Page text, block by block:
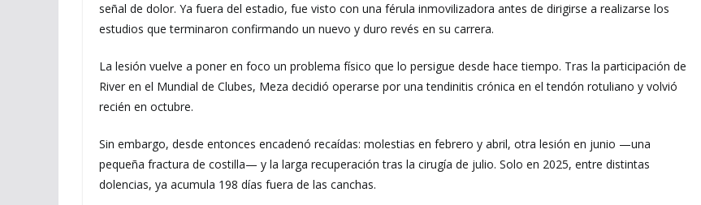
señal de dolor. Ya fuera del estadio, fue visto con una férula inmovilizadora antes de dirigirse a realizarse los
estudios que terminaron confirmando un nuevo y duro revés en su carrera.
La lesión vuelve a poner en foco un problema físico que lo persigue desde hace tiempo. Tras la participación de
River en el Mundial de Clubes, Meza decidió operarse por una tendinitis crónica en el tendón rotuliano y volvió
recién en octubre.
Sin embargo, desde entonces encadenó recaídas: molestias en febrero y abril, otra lesión en junio —una
pequeña fractura de costilla— y la larga recuperación tras la cirugía de julio. Solo en 2025, entre distintas
dolencias, ya acumula 198 días fuera de las canchas.